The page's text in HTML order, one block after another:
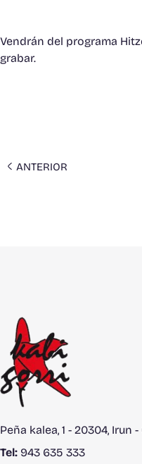
Vendrán del programa
grabar.
ANTERIOR
Peña kalea, 1 - 20304, Irun
Tel: 943 635 333